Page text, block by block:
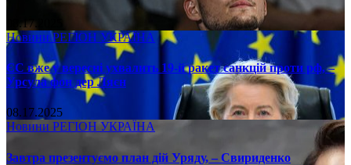
08.17.2025
НовиниРЕГІОН УКРАЇНА
ЄС вже у вересні ухвалить 19-й ракет санкцій проти рф, –
Урсула фон дер Ляєн
08.17.2025
Новини РЕГІОН УКРАЇНА
Завтра презентуємо план дій Уряду, – Свириденко